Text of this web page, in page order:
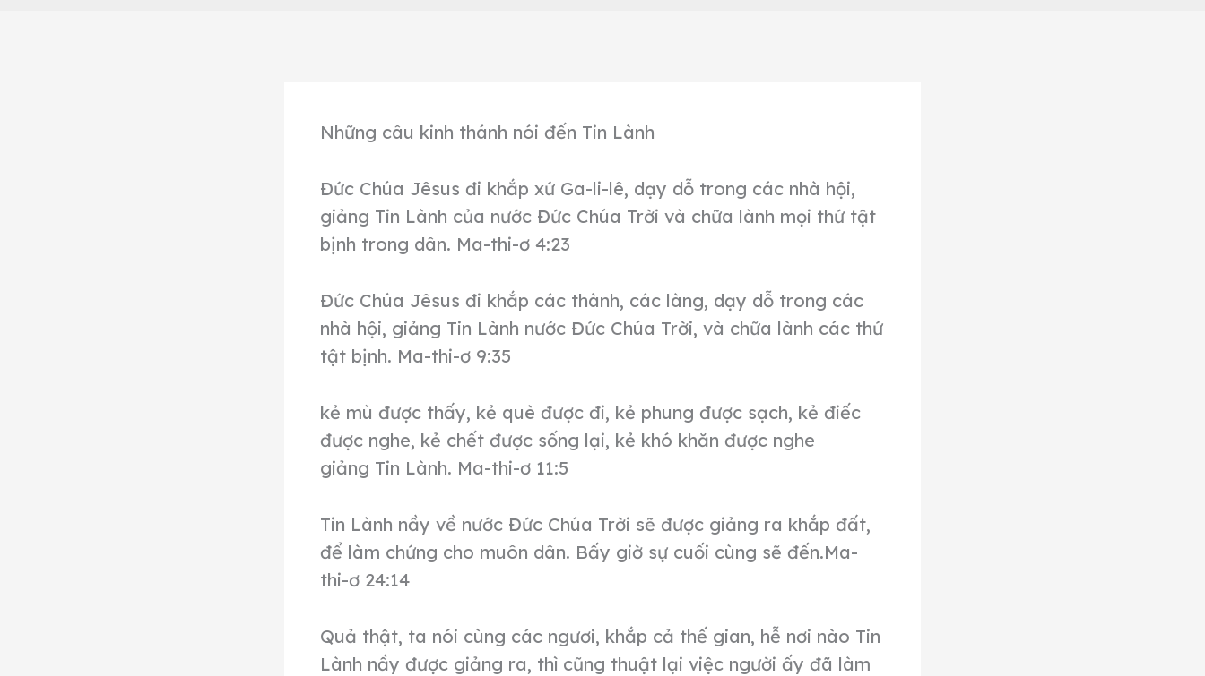
Những câu kinh thánh nói đến Tin Lành
Đức Chúa Jêsus đi khắp xứ Ga-li-lê, dạy dỗ trong các nhà hội,
giảng Tin Lành của nước Đức Chúa Trời và chữa lành mọi thứ tật
bịnh trong dân. Ma-thi-ơ 4:23
Đức Chúa Jêsus đi khắp các thành, các làng, dạy dỗ trong các
nhà hội, giảng Tin Lành nước Đức Chúa Trời, và chữa lành các thứ
tật bịnh. Ma-thi-ơ 9:35
kẻ mù được thấy, kẻ què được đi, kẻ phung được sạch, kẻ điếc
được nghe, kẻ chết được sống lại, kẻ khó khăn được nghe
giảng Tin Lành. Ma-thi-ơ 11:5
Tin Lành nầy về nước Đức Chúa Trời sẽ được giảng ra khắp đất,
để làm chứng cho muôn dân. Bấy giờ sự cuối cùng sẽ đến.Ma-
thi-ơ 24:14
Quả thật, ta nói cùng các ngươi, khắp cả thế gian, hễ nơi nào Tin
Lành nầy được giảng ra, thì cũng thuật lại việc người ấy đã làm